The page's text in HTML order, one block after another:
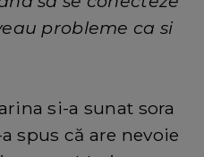
probleme ca si
si-a sunat sora
spus că are nevoie